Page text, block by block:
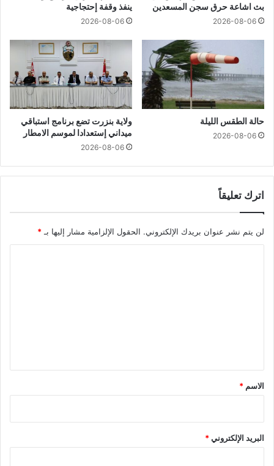
بث اشاعة حرق سجن المسعدين
2026-08-06
ينفذ وقفة إحتجاجية
2026-08-06
حالة الطقس الليلة
2026-08-06
ولاية بنزرت تضع برنامج استباقي
ميداني إستعدادا لموسم الامطار
2026-08-06
اترك تعليقاً
لن يتم نشر عنوان بريدك الإلكتروني. الحقول الإلزامية مشار إليها بـ *
*
الاسم *
البريد الإلكتروني*